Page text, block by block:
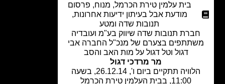
בית עלמין טירת הכרמל,מנוח,פרסום
מודעת אבל בעיתון ידיעות אחרונות,
תנובות שדה ומטע
תנובות שדה שיווק בע"מ ועובדיה
בצערם של מנכ"ל החברה אבי
דגול וטל דגול על מות האב והסב
מר מרדכי דגול
הלוויה תתקיים ביום ו', 26.12.14, בשעה